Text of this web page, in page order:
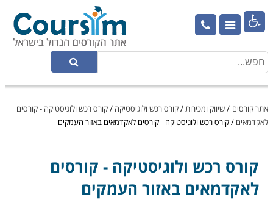

אתר קורסים /שיווק ומכירות/קורס רכש ולוגיסטיקה /קורס רכש ולוגיסטיקה - קורסים
לאקדמאים /קורס רכש ולוגיסטיקה - קורסים לאקדמאים באזור העמקים
קורס רכש ולוגיסטיקה - קורסים
לאקדמאים באזור העמקים